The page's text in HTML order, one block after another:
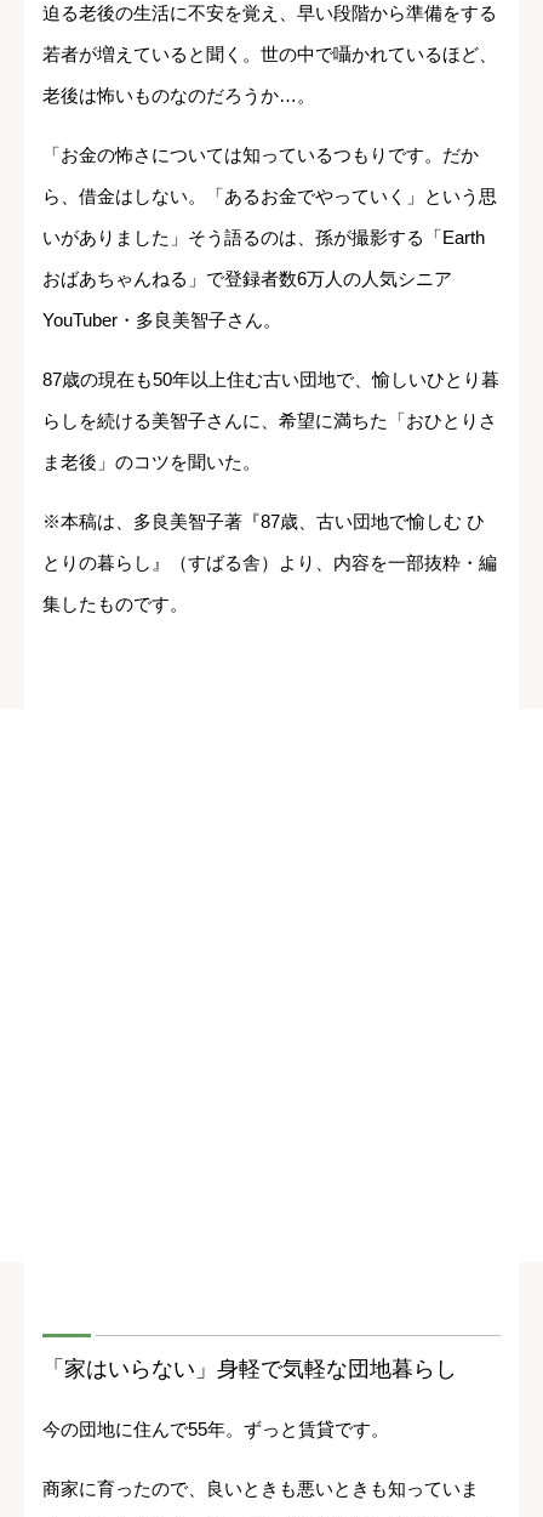
迫る老後の生活に不安を覚え、早い段階から準備をする
若者が増えていると聞く。世の中で囁かれているほど、
老後は怖いものなのだろうか…。
「お金の怖さについては知っているつもりです。だか
ら、借金はしない。「あるお金でやっていく」という思
いがありました」そう語るのは、孫が撮影する「Earth
おばあちゃんねる」で登録者数6万人の人気シニア
YouTuber・多良美智子さん。
87歳の現在も50年以上住む古い団地で、愉しいひとり暮
らしを続ける美智子さんに、希望に満ちた「おひとりさ
ま老後」のコツを聞いた。
※本稿は、多良美智子著『87歳、古い団地で愉しむ ひ
とりの暮らし』（すばる舎）より、内容を一部抜粋・編
集したものです。
「家はいらない」身軽で気軽な団地暮らし
今の団地に住んで55年。ずっと賃貸です。
商家に育ったので、良いときも悪いときも知っていま